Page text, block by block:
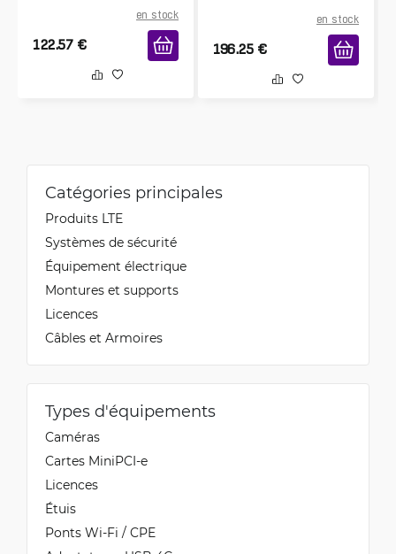
en stock
122.57 €
en stock
196.25 €
Catégories principales
Produits LTE
Systèmes de sécurité
Équipement électrique
Montures et supports
Licences
Câbles et Armoires
Types d'équipements
Caméras
Cartes MiniPCI-e
Licences
Étuis
Ponts Wi-Fi / CPE